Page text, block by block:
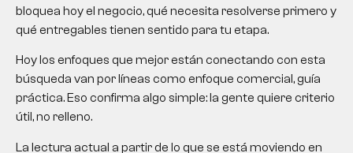
bloquea hoy el negocio, qué necesita resolverse primero y
qué entregables tienen sentido para tu etapa.
Hoy los enfoques que mejor están conectando con esta
búsqueda van por líneas como enfoque comercial, guía
práctica. Eso confirma algo simple: la gente quiere criterio
útil, no relleno.
La lectura actual a partir de lo que se está moviendo en